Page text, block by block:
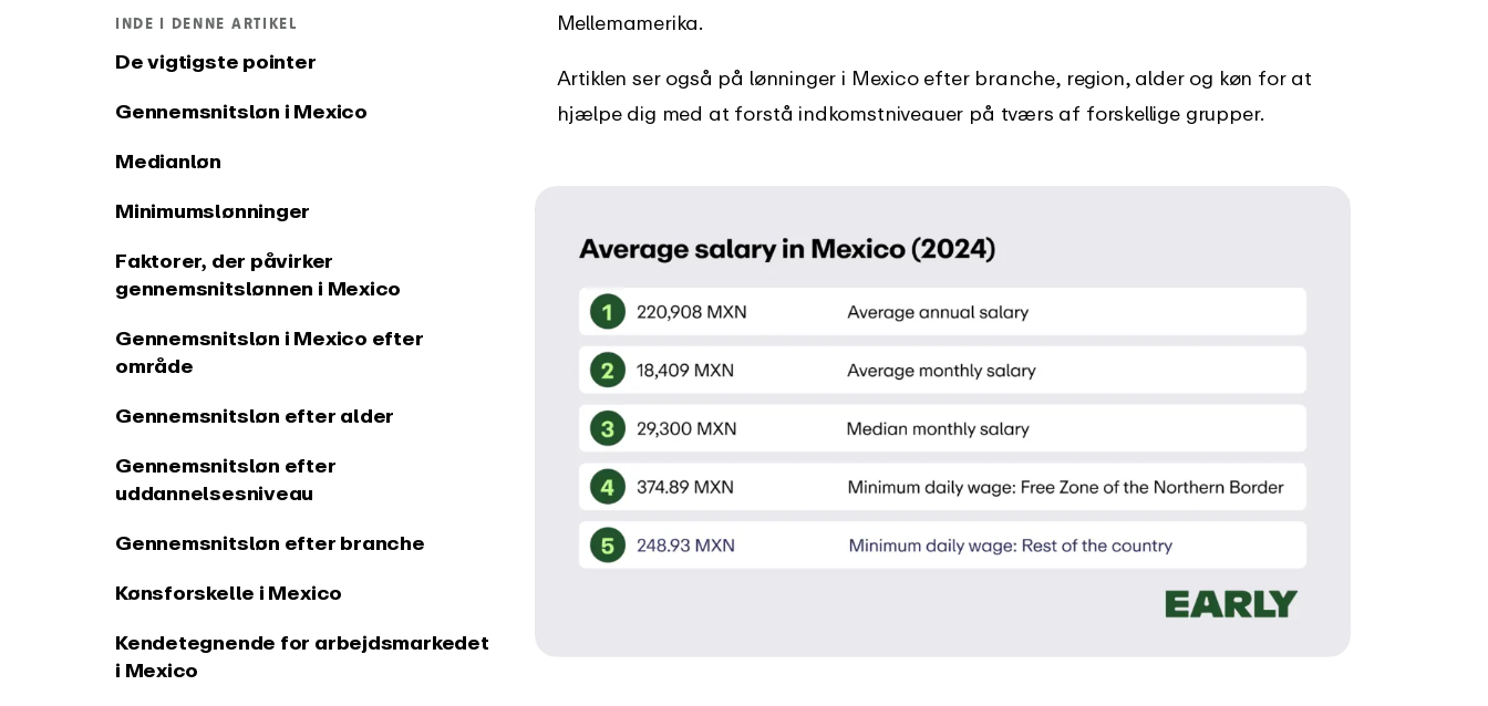
Forbind EARLY til dine
Se, hvad der er nyt i EARLY
Få øjeblikkelig støtte med vores
omfattende vejledninger
INDE I DENNE ARTIKEL
De vigtigste pointer
Gennemsnitsløn i Mexico
Medianløn
Minimumslønninger
Faktorer, der påvirker
gennemsnitslønnen i Mexico
Gennemsnitsløn i Mexico efter
område
Gennemsnitsløn efter alder
Gennemsnitsløn efter
uddannelsesniveau
Gennemsnitsløn efter branche
Kønsforskelle i Mexico
Kendetegnende for arbejdsmarkedet
i Mexico
Mellemamerika.
Artiklen ser også på lønninger i Mexico efter branche, region, alder og køn for at
hjælpe dig med at forstå indkomstniveauer på tværs af forskellige grupper.